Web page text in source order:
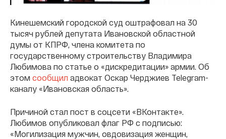
Кинешемский городской суд оштрафовал на 30
тысяч рублей депутата Ивановской областной
думы от КПРФ, члена комитета по
государственному строительству Владимира
Любимова по статье о «дискредитации» армии. Об
этом сообщил адвокат Оскар Черджиев Telegram-
каналу «Ивановская область».
Причиной стал пост в соцсети «ВКонтакте».
Любимов опубликовал флаг РФ с подписью:
«Могилизация мужчин, овдовизация женщин,